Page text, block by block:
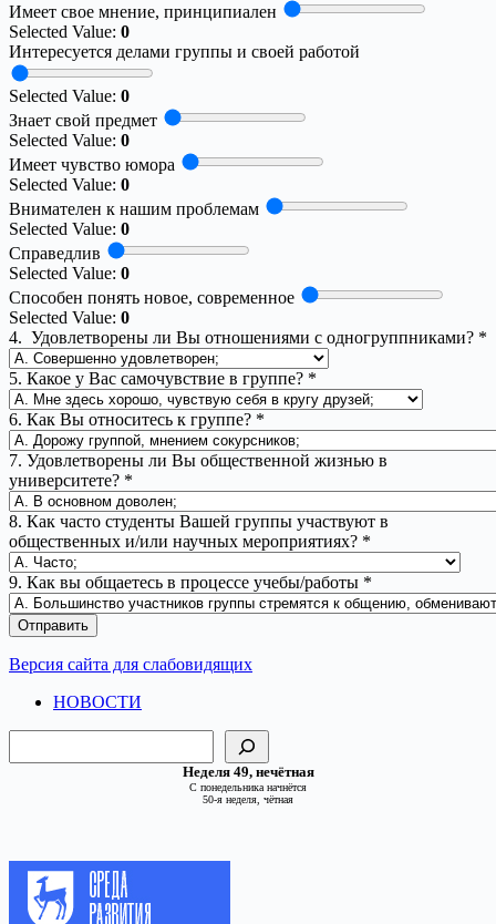
Имеет свое мнение, принципиален
Selected Value: 0
Интересуется делами группы и своей работой
Selected Value: 0
Знает свой предмет
Selected Value: 0
Имеет чувство юмора
Selected Value: 0
Внимателен к нашим проблемам
Selected Value: 0
Справедлив
Selected Value: 0
Способен понять новое, современное
Selected Value: 0
4. Удовлетворены ли Вы отношениями с одногруппниками? *
5. Какое у Вас самочувствие в группе? *
6. Как Вы относитесь к группе? *
7. Удовлетворены ли Вы общественной жизнью в
университете? *
8. Как часто студенты Вашей группы участвуют в
общественных и/или научных мероприятиях? *
9. Как вы общаетесь в процессе учебы/работы *
Отправить
Версия сайта для слабовидящих
НОВОСТИ
Неделя 49, нечётная
С понедельника начнётся
50-я неделя, чётная